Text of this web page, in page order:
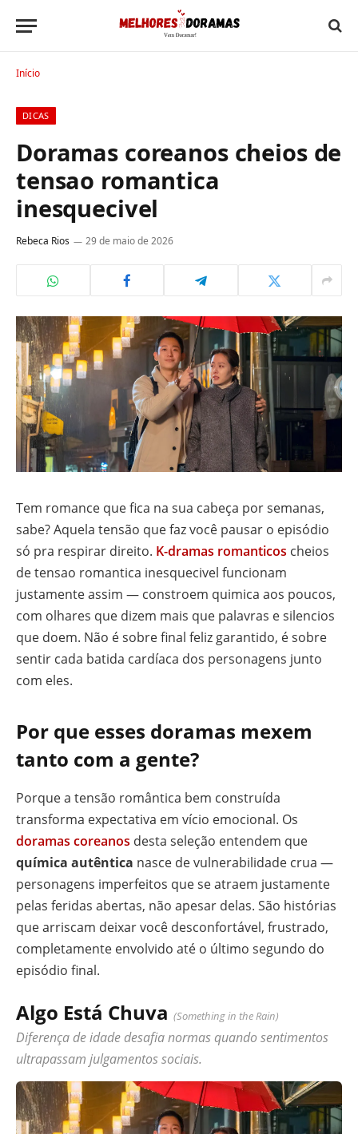
Início
DICAS
Doramas coreanos cheios de
tensao romantica
inesquecivel
Rebeca Rios 29 de maio de 2026
Tem romance que fica na sua cabeça por semanas,
sabe? Aquela tensão que faz você pausar o episódio
só pra respirar direito. K-dramas romanticos cheios
de tensao romantica inesquecivel funcionam
justamente assim — constroem quimica aos poucos,
com olhares que dizem mais que palavras e silencios
que doem. Não é sobre final feliz garantido, é sobre
sentir cada batida cardíaca dos personagens junto
com eles.
Por que esses doramas mexem
tanto com a gente?
Porque a tensão romântica bem construída
transforma expectativa em vício emocional. Os
doramas coreanos desta seleção entendem que
química autêntica nasce de vulnerabilidade crua —
personagens imperfeitos que se atraem justamente
pelas feridas abertas, não apesar delas. São histórias
que arriscam deixar você desconfortável, frustrado,
completamente envolvido até o último segundo do
episódio final.
Algo Está Chuva (Something in the Rain)
Diferença de idade desafia normas quando sentimentos
ultrapassam julgamentos sociais.